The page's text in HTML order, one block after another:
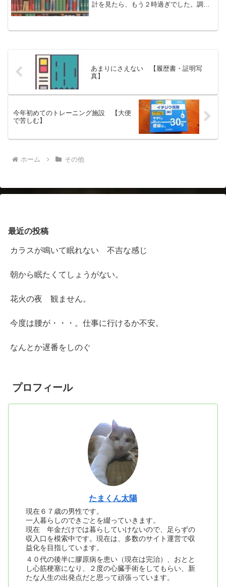
計を見たら、もう２時過ぎでした。調べ
がありません。ブログの記事を完成でき
あまりにさえない 【履歴書・証明写
真】
今年初めてのトレーニング施設 【大便
で苦しむ】
ホーム その他
最近の投稿
カラスが鳴いて眠れない 不吉な感じ
朝から眠たくてしょうがない。
花火の夜 観ません。
今度は腰が・・・。仕事に行けるか不安。
なんとか遅番をしのぐ
プロフィール
たまくん太陽
現在６７歳の男性です。
一人暮らしのできごとを綴っていきます。
現在 年金だけでは暮らしていけないので、足らずの
収入口を模索中です。現在は、多数のサイト運営で収
益化を目指しています。
４０代の後半に膠原病を患い（現在は完治）、おとと
し心筋梗塞になり、２度の心臓手術をしてもらい、新
たな人生の出発点だと思って頑張っています。